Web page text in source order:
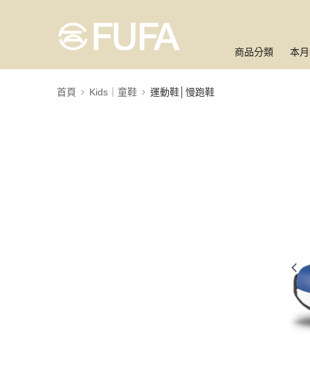
商品分類 本
首頁 Kids｜童鞋 運動鞋│慢跑鞋